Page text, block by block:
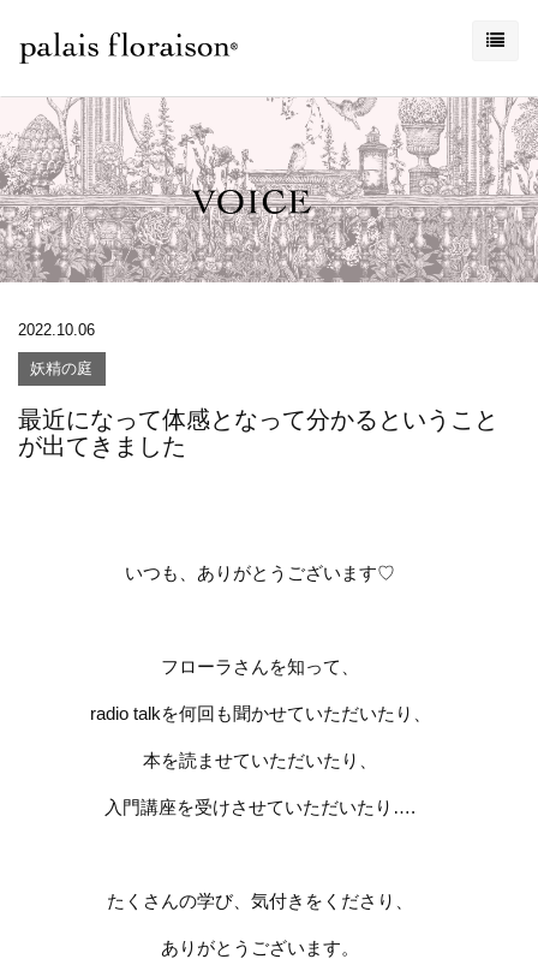
2022.10.06
妖精の庭
最近になって体感となって分かるということ
が出てきました
いつも、ありがとうございます♡
フローラさんを知って、
radio talkを何回も聞かせていただいたり、
本を読ませていただいたり、
入門講座を受けさせていただいたり ….
たくさんの学び、気付きをくださり、
ありがとうございます。